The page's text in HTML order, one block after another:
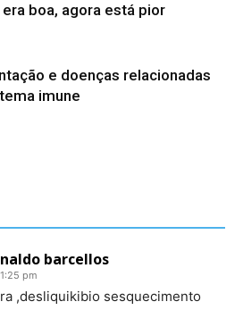
era boa, agora está pior
e doenças relacionadas
imune
barcellos
pm
,desliquikibio sesquecimento